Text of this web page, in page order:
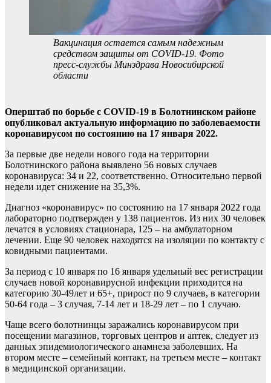
Вакцинация остается самым надежным
средством защиты от COVID-19. Фото
пресс-службы Минздрава Новосибирской
области
Оперштаб по борьбе с COVID-19 в Болотнинском районе
опубликовал актуальную информацию по заболеваемости
коронавирусом по состоянию на 17 января 2022.
За первые две недели нового года на территории
Болотнинского района выявлено 56 новых случаев
коронавируса: 34 и 22, соответственно. Относительно первой
недели идет снижение на 35,3%.
Диагноз «коронавирус» по состоянию на 17 января 2022 года
лабораторно подтвержден у 138 пациентов. Из них 30 человек
лечатся в условиях стационара, 125 – на амбулаторном
лечении. Еще 90 человек находятся на изоляции по контакту с
ковидными пациентами.
За период с 10 января по 16 января удельный вес регистрации
случаев новой коронавирусной инфекции приходится на
категорию 30-49лет и 65+, прирост по 9 случаев, в категории
50-64 года – 3 случая, 7-14 лет и 18-29 лет – по 1 случаю.
Чаще всего болотнинцы заражались коронавирусом при
посещении магазинов, торговых центров и аптек, следует из
данных эпидемиологического анамнеза заболевших. На
втором месте – семейный контакт, на третьем месте – контакт
в медицинской организации.